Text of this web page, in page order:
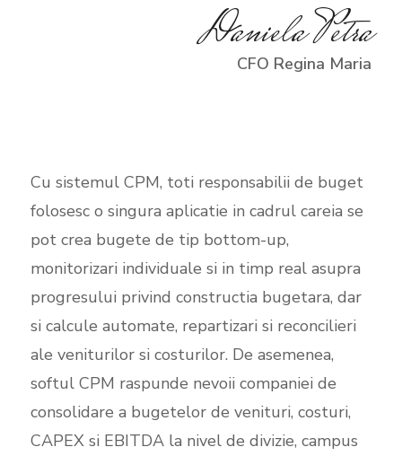
Daniela Petra
CFO Regina Maria
Cu sistemul CPM, toti responsabilii de buget
folosesc o singura aplicatie in cadrul careia se
pot crea bugete de tip bottom-up,
monitorizari individuale si in timp real asupra
progresului privind constructia bugetara, dar
si calcule automate, repartizari si reconcilieri
ale veniturilor si costurilor. De asemenea,
softul CPM raspunde nevoii companiei de
consolidare a bugetelor de venituri, costuri,
CAPEX si EBITDA la nivel de divizie, campus